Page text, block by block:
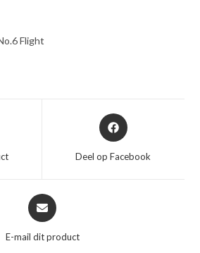
Flight
Opent
in
nieuw
Deel op Facebook
Opent
in
nieuw
E-mail dit product